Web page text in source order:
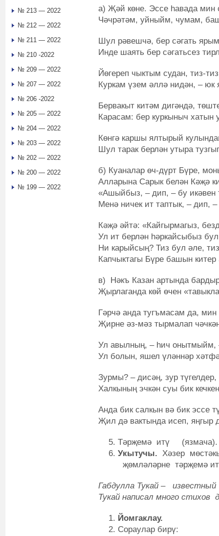
а) Җәй көне. Эссе һавада мин
Чәчрәтәм, уйныйм, чумам,
Шул рәвешчә, бер сәгать
Инде шаять бер сәгатьсез
Йөгереп чыктым судан, тиз-
Куркам үзем әллә нидән, –
Бервакыт китәм дигәндә,
Карасам: бер куркыныч хатын
Көнгә каршы ялтырый
Шул тарак берлән утыра
б) Куаналар өч-дүрт Бүре,
Алларына Сарык белән Кәҗә
«Ашыйбыз, – дип, – бу икәвен
Менә ничек ит таптык, – дип, –
Кәҗә әйтә: «Кайгырмагыз,
Ул ит берлән һәркайсыбыз
Ни карыйсың? Тиз бул әле,
Капчыктагы Бүре башын
в) Нәкъ Казан артында
Җырлаганда көй өчен
Гәрчә анда тугъмасам да, мин
Җирне әз-мәз тырмалап
Ул авылның, – һич онытмыйм,
Ул болын, яшел үләннәр
Зурмы? – дисәң, зур
Халкының эчкән суы бик
Анда бик салкын вә бик эссе
Җил дә вактында исеп,
Тәрҗемә итү (язмача).
Укытучы. Хәзер
җөмләләрне тәрҗемә
Габдулла Тукай –
известный
Тукай написал много стихов
Йомгаклау.
Сораулар бирү:
№ 213 — 2022
№ 212 — 2022
№ 211 — 2022
№ 210 -2022
№ 209 — 2022
№ 207 — 2022
№ 206 -2022
№ 205 — 2022
№ 204 — 2022
№ 203 — 2022
№ 202 — 2022
№ 200 — 2022
№ 199 — 2022